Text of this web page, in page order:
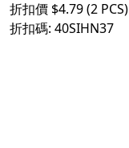
折扣價 $4.79 (2 PCS)
折扣碼: 40SIHN37